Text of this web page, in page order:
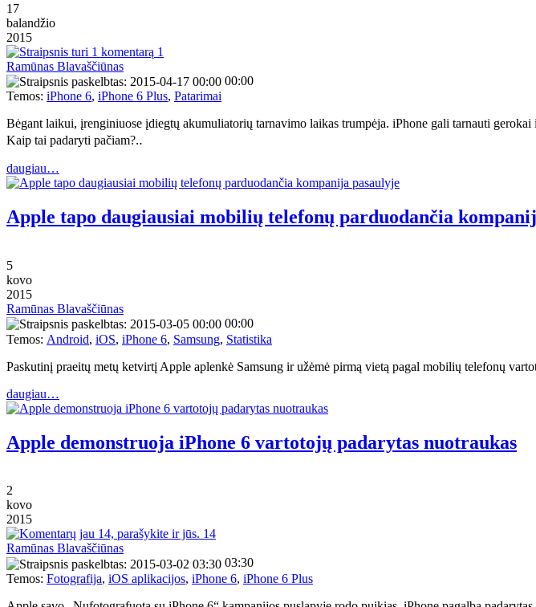
17
balandžio
2015
1
Ramūnas Blavaščiūnas
00:00
Temos: iPhone 6, iPhone 6 Plus, Patarimai
Bėgant laikui, įrenginiuose įdiegtų akumuliatorių tarnavimo laikas trumpėja. iPhone gali tarnauti
Kaip tai padaryti pačiam?‥
daugiau…
Apple tapo daugiausiai mobilių telefonų parduodančia
5
kovo
2015
Ramūnas Blavaščiūnas
00:00
Temos: Android, iOS, iPhone 6, Samsung, Statistika
Paskutinį praeitų metų ketvirtį Apple aplenkė Samsung ir užėmė pirmą vietą pagal mobilių telefonų
daugiau…
Apple demonstruoja iPhone 6 vartotojų padarytas nuotraukas
2
kovo
2015
14
Ramūnas Blavaščiūnas
03:30
Temos: Fotografija, iOS aplikacijos, iPhone 6, iPhone 6 Plus